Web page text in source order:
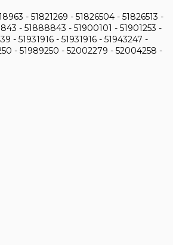
- 51821269 - 51826504 - 51826513 -
- 51888843 - 51900101 - 51901253 -
- 51931916 - 51931916 - 51943247 -
- 51989250 - 52002279 - 52004258 -